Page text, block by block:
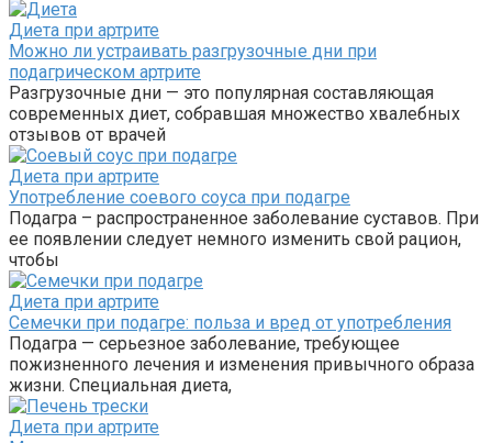
Диета при артрите
Можно ли устраивать разгрузочные дни при
подагрическом артрите
Разгрузочные дни — это популярная составляющая
современных диет, собравшая множество хвалебных
отзывов от врачей
Диета при артрите
Употребление соевого соуса при подагре
Подагра – распространенное заболевание суставов. При
ее появлении следует немного изменить свой рацион,
чтобы
Диета при артрите
Семечки при подагре: польза и вред от употребления
Подагра — серьезное заболевание, требующее
пожизненного лечения и изменения привычного образа
жизни. Специальная диета,
Диета при артрите